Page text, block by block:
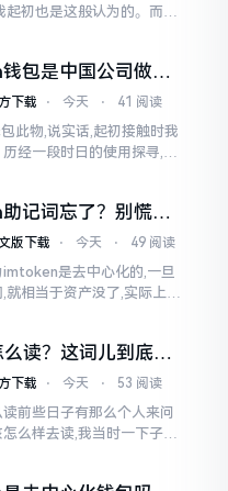
起初也是这般认为的。而后
包是中国公司做的
清楚
下载 ⋅ 今天 ⋅ 41 阅读
此物,说实话,起初接触时我
经一段时日的使用探寻,我
记词忘了？别慌，
你
版下载 ⋅ 今天 ⋅ 49 阅读
imtoken是去中心化的,一旦
就相当于资产没了,实际上这
状态读？这词儿到底念
了
下载 ⋅ 今天 ⋅ 53 阅读
前些日子有那么个人来问
么样去读,我当时一下子就